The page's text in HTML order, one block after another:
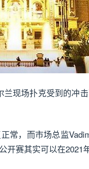
现场扑克受到的冲
常，而市场总监
赛其实可以在2021